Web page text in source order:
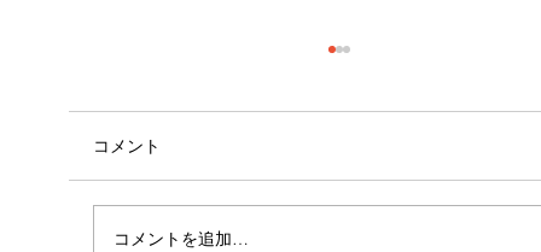
心斎橋店 店長就任！！
コメント
コメントを追加…